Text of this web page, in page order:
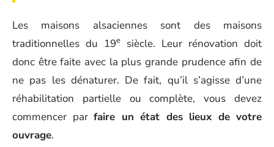
Les maisons alsaciennes sont des maisons
traditionnelles du 19e
siècle. Leur rénovation doit
donc être faite avec la plus grande prudence afin de
ne pas les dénaturer. De fait, qu’il s’agisse d’une
réhabilitation partielle ou complète, vous devez
commencer par faire un état des lieux de votre
ouvrage.